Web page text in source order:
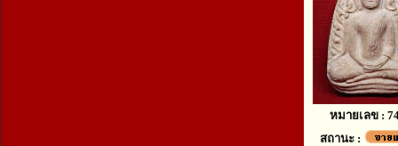
หมายเลข :
สถานะ :